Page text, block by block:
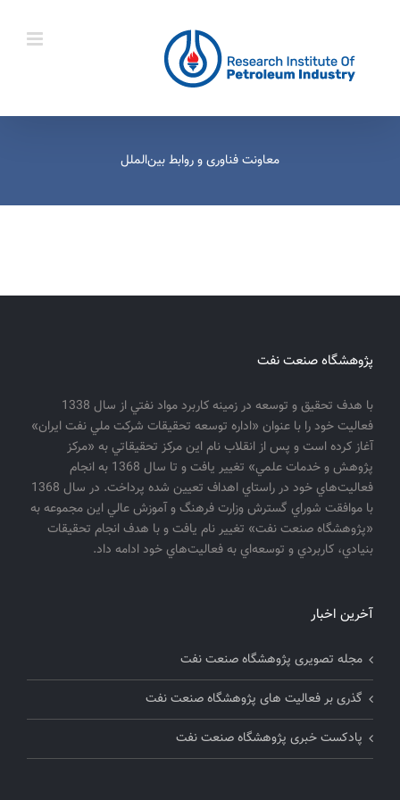
معاونت فناوری و روابط بین‌الملل
پژوهشگاه صنعت نفت
با هدف تحقيق و توسعه در زمينه كاربرد مواد نفتي از سال 1338
فعاليت خود را با عنوان «اداره توسعه تحقيقات شركت ملي نفت ايران»
آغاز كرده است و پس از انقلاب نام اين مركز تحقيقاتي به «مركز
پژوهش و خدمات علمي» تغيير يافت و تا سال 1368 به انجام
فعاليت‌هاي خود در راستاي اهداف تعيين شده پرداخت. در سال 1368
با موافقت شوراي گسترش وزارت فرهنگ و آموزش عالي اين مجموعه به
«پژوهشگاه صنعت نفت» تغيير نام يافت و با هدف انجام تحقيقات
بنيادي، كاربردي و توسعه‌اي به فعاليت‌هاي خود ادامه داد.
آخرین اخبار
مجله تصویری پژوهشگاه صنعت نفت
گذری بر فعالیت های پژوهشگاه صنعت نفت
پادکست خبری پژوهشگاه صنعت نفت